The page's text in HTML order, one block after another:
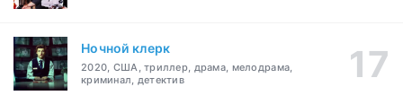
Ночной клерк
2020, США, триллер, драма, мелодрама,
криминал, детектив